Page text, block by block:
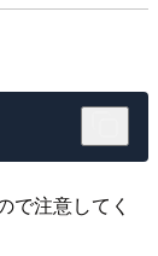
で注意してく